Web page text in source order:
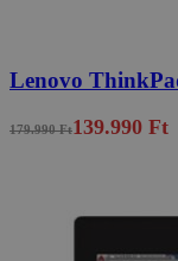
Lenovo
179.990 Ft139.990 Ft